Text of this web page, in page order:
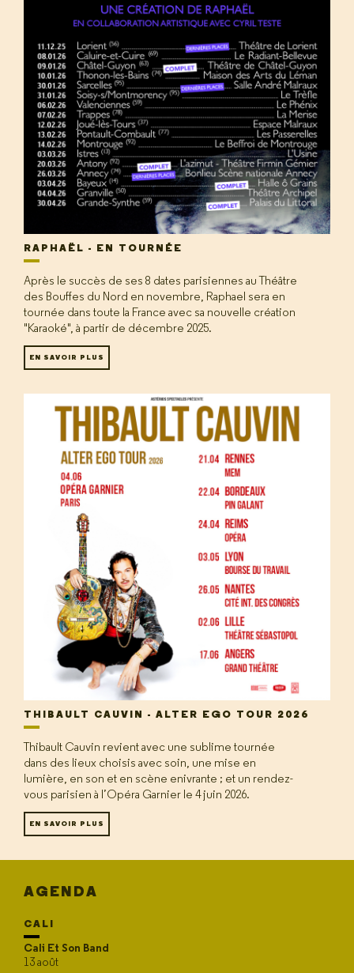
RAPHAËL - EN TOURNÉE
Après le succès de ses 8 dates parisiennes au Théâtre
des Bouffes du Nord en novembre, Raphael sera en
tournée dans toute la France avec sa nouvelle création
"Karaoké", à partir de décembre 2025.
EN SAVOIR PLUS
THIBAULT CAUVIN - ALTER EGO TOUR 2026
Thibault Cauvin revient avec une sublime tournée
dans des lieux choisis avec soin, une mise en
lumière, en son et en scène enivrante ; et un rendez-
vous parisien à l’Opéra Garnier le 4 juin 2026.
EN SAVOIR PLUS
AGENDA
CALI
Cali Et Son Band
13 août